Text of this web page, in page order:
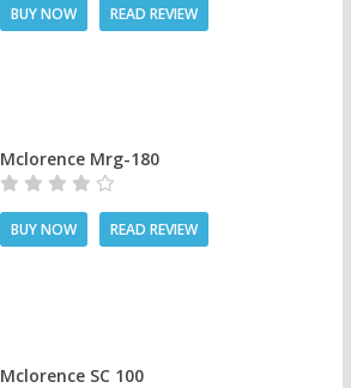
BUY NOW READ REVIEW
Mclorence Mrg-180
BUY NOW READ REVIEW
Mclorence SC 100